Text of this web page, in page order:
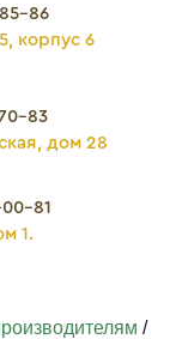
86
корпус 6
83
дом 28
00-81
1.
/